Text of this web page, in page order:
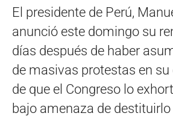
El presidente de Perú,
anunció este domingo su
días después de haber
de masivas protestas en
de que el Congreso lo
bajo amenaza de